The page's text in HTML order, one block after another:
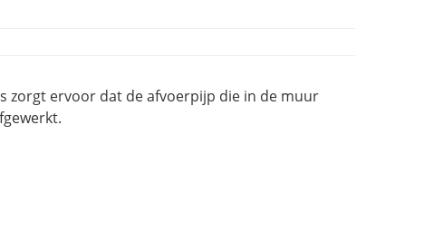
zorgt ervoor dat de afvoerpijp die in de muur